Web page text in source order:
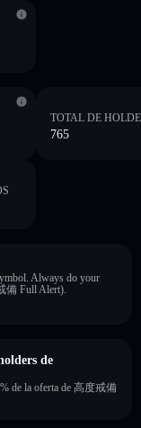
TOTAL DE
765
Always do your
備 Full Alert).
de
de la oferta de 高度戒備